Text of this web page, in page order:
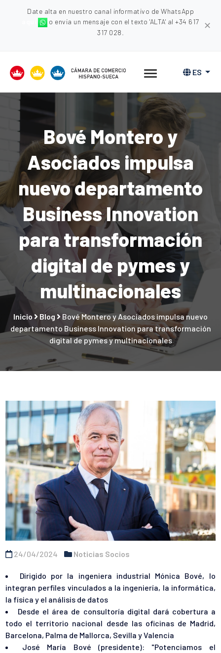
Date alta en nuestro canal informativo de WhatsApp
o envia un mensaje con el texto 'ALTA' al +34 617
317 028.
✕
ES
Bové Montero y
Asociados impulsa
nuevo departamento
Business Innovation
para transformación
digital de pymes y
multinacionales
Inicio Blog
Bové Montero y Asociados impulsa nuevo
departamento Business Innovation para transformación
digital de pymes y multinacionales
24/04/2024 Noticias Socios
Dirigido por la ingeniera industrial Mónica Bové, lo
integran perfiles vinculados a la ingeniería, la informática,
la física y el análisis de datos
Desde el área de consultoría digital dará cobertura a
todo el territorio nacional desde las oficinas de Madrid,
Barcelona, Palma de Mallorca, Sevilla y Valencia
José María Bové (presidente): "Potenciamos el